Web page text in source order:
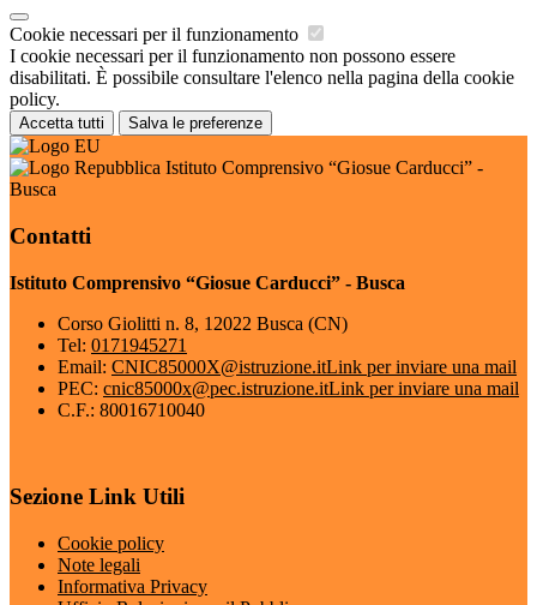
Cookie necessari per il funzionamento
I cookie necessari per il funzionamento non possono essere
disabilitati. È possibile consultare l'elenco nella pagina della cookie
policy.
Accetta tutti Salva le preferenze
Istituto Comprensivo “Giosue Carducci” -
Busca
Contatti
Istituto Comprensivo “Giosue Carducci” - Busca
Corso Giolitti n. 8, 12022 Busca (CN)
Tel: 0171945271
Email: CNIC85000X@istruzione.itLink per inviare una mail
PEC: cnic85000x@pec.istruzione.itLink per inviare una mail
C.F.: 80016710040
Sezione Link Utili
Cookie policy
Note legali
Informativa Privacy